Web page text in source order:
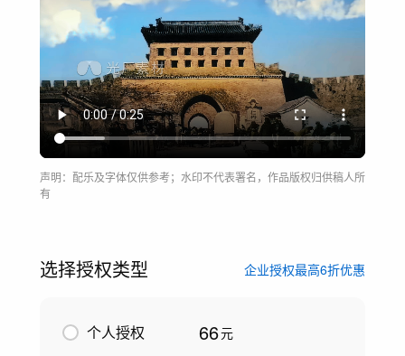
声明：配乐及字体仅供参考；水印不代表署名，作品版权归供稿人所
有
选择授权类型 企业授权最高6折优惠
个人授权 66元